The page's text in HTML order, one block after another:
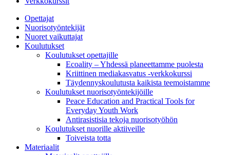
Opettajat
Nuorisotyöntekijät
Nuoret vaikuttajat
Koulutukset
Koulutukset opettajille
Ecoality – Yhdessä planeettamme puolesta
Kriittinen mediakasvatus -verkkokurssi
Täydennys­koulutusta kaikista teemois­tamme
Koulutukset nuorisotyöntekijöille
Peace Education and Practical Tools for
Everyday Youth Work
Antirasistisia tekoja nuorisotyöhön
Koulutukset nuorille aktiiveille
Toiveista totta
Materiaalit